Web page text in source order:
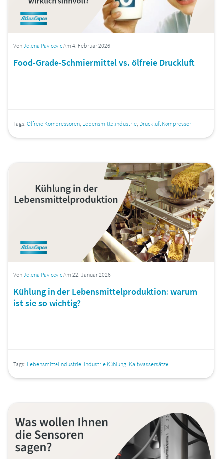
VonJelena PavicevicAm 4. Februar 2026
Food-Grade-Schmiermittel vs. ölfreie Druckluft
Tags: Ölfreie Kompressoren, Lebensmittelindustrie, Druckluft Kompressor
VonJelena PavicevicAm 22. Januar 2026
Kühlung in der Lebensmittelproduktion: warum
ist sie so wichtig?
Tags: Lebensmittelindustrie, Industrie Kühlung, Kaltwassersätze,